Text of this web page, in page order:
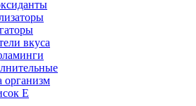
вкуса
организм
E